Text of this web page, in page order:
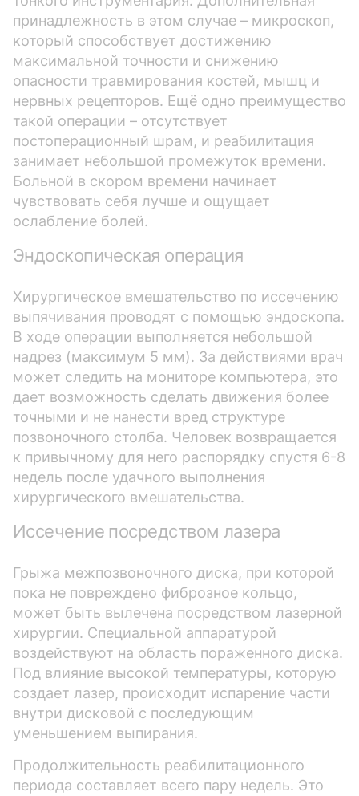
принадлежность в этом случае – микроскоп,
который способствует достижению
максимальной точности и снижению
опасности травмирования костей, мышц и
нервных рецепторов. Ещё одно преимущество
такой операции – отсутствует
постоперационный шрам, и реабилитация
занимает небольшой промежуток времени.
Больной в скором времени начинает
чувствовать себя лучше и ощущает
ослабление болей.
Эндоскопическая операция
Хирургическое вмешательство по иссечению
выпячивания проводят с помощью эндоскопа.
В ходе операции выполняется небольшой
надрез (максимум 5 мм). За действиями врач
может следить на мониторе компьютера, это
дает возможность сделать движения более
точными и не нанести вред структуре
позвоночного столба. Человек возвращается
к привычному для него распорядку спустя 6-8
недель после удачного выполнения
хирургического вмешательства.
Иссечение посредством лазера
Грыжа межпозвоночного диска, при которой
пока не повреждено фиброзное кольцо,
может быть вылечена посредством лазерной
хирургии. Специальной аппаратурой
воздействуют на область пораженного диска.
Под влияние высокой температуры, которую
создает лазер, происходит испарение части
внутри дисковой с последующим
уменьшением выпирания.
Продолжительность реабилитационного
периода составляет всего пару недель. Это